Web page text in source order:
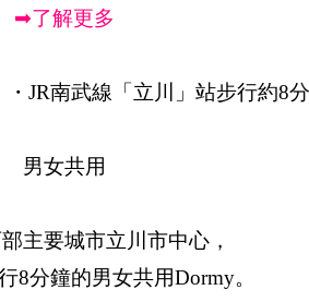
➡了解更多
JR南武線「立川」站步行約8
男女共用
主要城市立川市中心，
8分鐘的男女共用Dormy。